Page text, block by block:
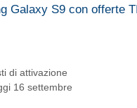
Galaxy S9 con offerte
di attivazione
16 settembre